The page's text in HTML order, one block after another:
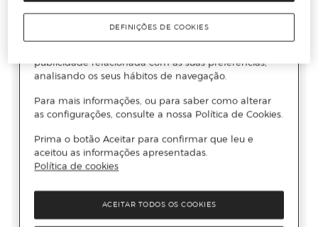
DEFINIÇÕES DE COOKIES